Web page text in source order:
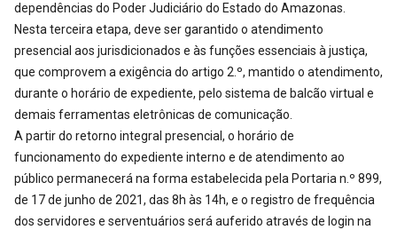
dependências do Poder Judiciário do Estado do Amazonas.
Nesta terceira etapa, deve ser garantido o atendimento
presencial aos jurisdicionados e às funções essenciais à justiça,
que comprovem a exigência do artigo 2.º, mantido o atendimento,
durante o horário de expediente, pelo sistema de balcão virtual e
demais ferramentas eletrônicas de comunicação.
A partir do retorno integral presencial, o horário de
funcionamento do expediente interno e de atendimento ao
público permanecerá na forma estabelecida pela Portaria n.º 899,
de 17 de junho de 2021, das 8h às 14h, e o registro de frequência
dos servidores e serventuários será auferido através de login na